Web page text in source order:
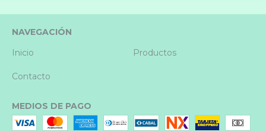
NAVEGACIÓN
Inicio
Productos
Contacto
MEDIOS DE PAGO